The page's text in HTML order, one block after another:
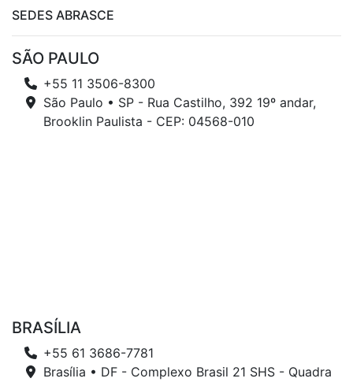
SEDES ABRASCE
SÃO PAULO
+55 11 3506-8300
São Paulo • SP - Rua Castilho, 392 19º andar,
Brooklin Paulista - CEP: 04568-010
BRASÍLIA
+55 61 3686-7781
Brasília • DF - Complexo Brasil 21 SHS - Quadra